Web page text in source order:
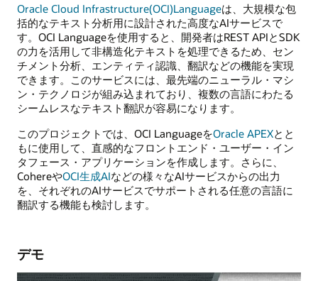
Oracle Cloud Infrastructure(OCI)Languageは、大規模な包
括的なテキスト分析用に設計された高度なAIサービスで
す。OCI Languageを使用すると、開発者はREST APIとSDK
の力を活用して非構造化テキストを処理できるため、セン
チメント分析、エンティティ認識、翻訳などの機能を実現
できます。このサービスには、最先端のニューラル・マシ
ン・テクノロジが組み込まれており、複数の言語にわたる
シームレスなテキスト翻訳が容易になります。
このプロジェクトでは、OCI LanguageをOracle APEXとと
もに使用して、直感的なフロントエンド・ユーザー・イン
タフェース・アプリケーションを作成します。さらに、
CohereやOCI生成AIなどの様々なAIサービスからの出力
を、それぞれのAIサービスでサポートされる任意の言語に
翻訳する機能も検討します。
デモ